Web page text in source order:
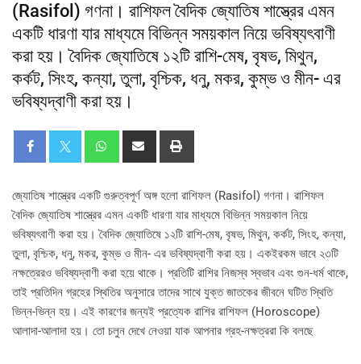
(Rasifol) গণনা। রাশিফল বৈদিক জ্যোতিষ শাস্ত্রের এমন
একটি ধারণা যার মাধ্যমে বিভিন্ন সময়কাল নিয়ে ভবিষ্যৎবাণী
করা হয়। বৈদিক জ্যোতিষে ১২টি রাশি-মেষ, বৃষভ, মিথুন,
কর্কট, সিংহ, কন্যা, তুলা, বৃশ্চিক, ধনু, মকর, কুম্ভ ও মীন- এর
ভবিষ্যদ্বাণী করা হয়।
জ্যোতিষ শাস্ত্রের একটি গুরুত্বপূর্ণ অঙ্গ হলো রাশিফল (Rasifol) গণনা। রাশিফল
বৈদিক জ্যোতিষ শাস্ত্রের এমন একটি ধারণা যার মাধ্যমে বিভিন্ন সময়কাল নিয়ে
ভবিষ্যৎবাণী করা হয়। বৈদিক জ্যোতিষে ১২টি রাশি-মেষ, বৃষভ, মিথুন, কর্কট, সিংহ, কন্যা,
তুলা, বৃশ্চিক, ধনু, মকর, কুম্ভ ও মীন- এর ভবিষ্যদ্বাণী করা হয়। একইরকম ভাবে ২৩টি
নক্ষত্রেরও ভবিষ্যদ্বাণী করা হয়ে থাকে। প্রতিটি রাশির নিজস্ব স্বভাব এবং গুন-ধর্ম থাকে,
তাই প্রতিদিন গ্রহের স্থিতির অনুসারে তাদের সাথে যুক্ত জাতকের জীবনে ঘটিত স্থিতি
ভিন্ন-ভিন্ন হয়। এই কারণের জন্যই প্রত্যেক রাশির রাশিফল (Horoscope)
আলাদা-আলাদা হয়। তো চলুন দেখে নেওয়া যাক আপনার গ্রহ-নক্ষত্ররা কি বলছে